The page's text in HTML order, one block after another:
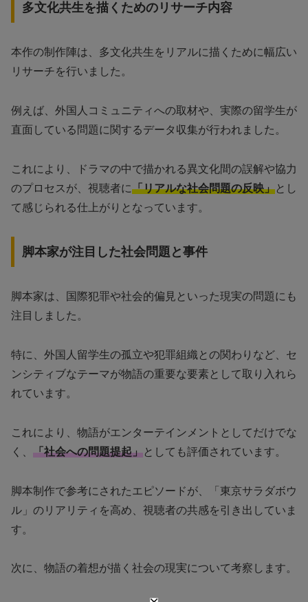
多文化共生を描くためのリサーチ内容
本作の制作陣は、多文化共生をリアルに描くために幅広い
リサーチを行いました。
例えば、外国人コミュニティへの取材や、実際の留学生が
直面している問題に関するデータ収集が行われました。
これにより、ドラマの中で描かれる異文化間の誤解や協力
のプロセスが、視聴者に「リアルな社会問題の反映」とし
て感じられる仕上がりとなっています。
脚本家が注目した社会問題と事件
脚本家は、国際犯罪や社会的偏見といった現実の問題にも
注目しました。
特に、外国人留学生の孤立や犯罪組織との関わりなど、セ
ンシティブなテーマが物語の重要な要素として取り入れら
れています。
これにより、物語がエンターテインメントとしてだけでな
く、 「社会への問題提起」としても評価されています。
脚本制作で参考にされたエピソードが、「東京サラダボウ
ル」のリアリティを高め、視聴者の共感を引き出していま
す。
次に、物語の着想が描く社会の現実について考察します。